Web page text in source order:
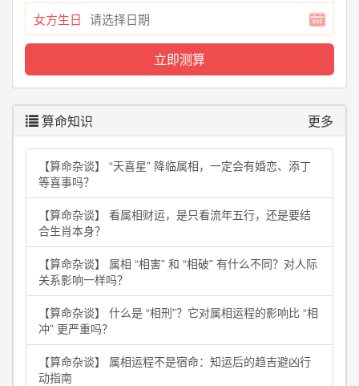
女方生日
算命知识 更多
【算命杂谈】 “天喜星” 降临属相，一定会有婚恋、添丁
等喜事吗？
【算命杂谈】 看属相财运，是只看流年五行，还是要结
合生肖本身？
【算命杂谈】 属相 “相害” 和 “相破” 有什么不同？对人际
关系影响一样吗？
【算命杂谈】 什么是 “相刑”？它对属相运程的影响比 “相
冲” 更严重吗？
【算命杂谈】 属相运程不是宿命：知运后的趋吉避凶行
动指南